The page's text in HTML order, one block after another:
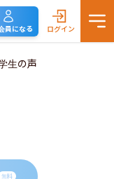
員になる ログイン
生の声
無料